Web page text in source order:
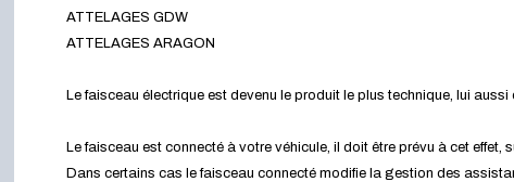
ATTELAGES GDW
ATTELAGES ARAGON
Le faisceau électrique est devenu le produit le plus technique, lui
Le faisceau est connecté à votre véhicule, il doit être prévu à cet
Dans certains cas le faisceau connecté modifie la gestion des